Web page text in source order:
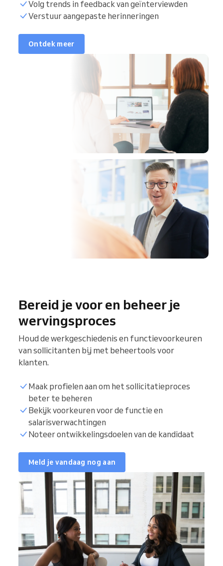
Volg trends in feedback van geïnterviewden
Verstuur aangepaste herinneringen
Ontdek meer
Bereid je voor en beheer je
wervingsproces
Houd de werkgeschiedenis en functievoorkeuren
van sollicitanten bij met beheertools voor
klanten.
Maak profielen aan om het sollicitatieproces
beter te beheren
Bekijk voorkeuren voor de functie en
salarisverwachtingen
Noteer ontwikkelingsdoelen van de kandidaat
Meld je vandaag nog aan